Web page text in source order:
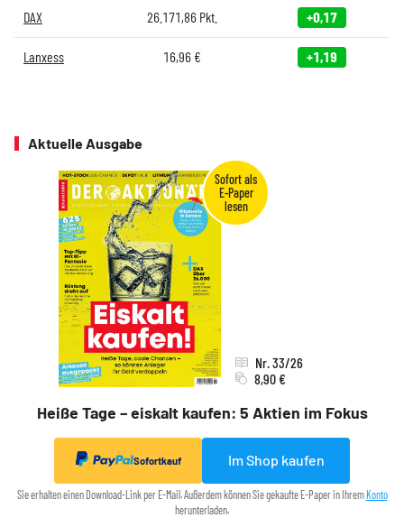
DAX 26.171,86Pkt. +0,17
Lanxess 16,96€ +1,19
Aktuelle Ausgabe
Heiße Tage – eiskalt kaufen: 5 Aktien im Fokus
Nr. 33/26
8,90 €
Sofortkauf Im Shop kaufen
Sie erhalten einen Download-Link per E-Mail. Außerdem können Sie gekaufte E-Paper in IhremKonto
herunterladen.